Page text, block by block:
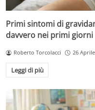
Primi sintomi di
davvero nei primi giorni
Roberto Torcolacci 26
Leggi di più